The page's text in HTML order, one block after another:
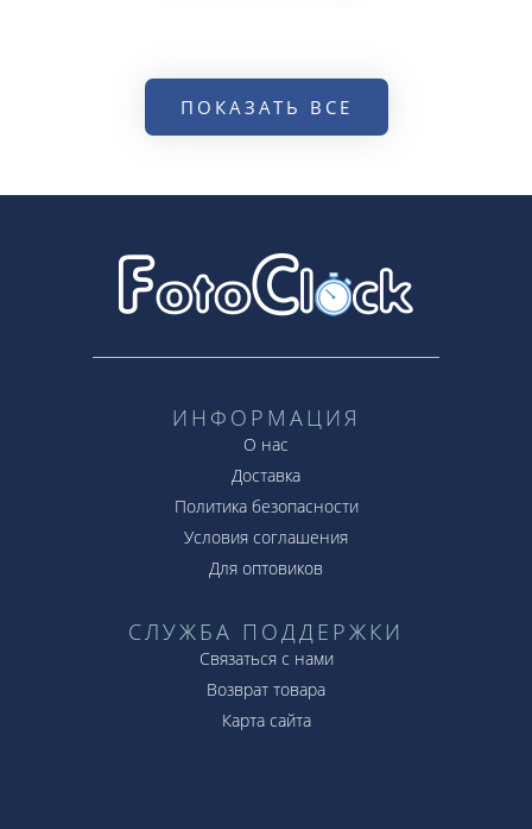
ПОКАЗАТЬ ВСЕ
ИНФОРМАЦИЯ
О нас
Доставка
Политика безопасности
Условия соглашения
Для оптовиков
СЛУЖБА ПОДДЕРЖКИ
Связаться с нами
Возврат товара
Карта сайта